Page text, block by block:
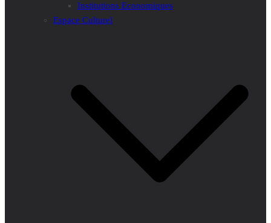
Institutions Economiques
Espace Culturel